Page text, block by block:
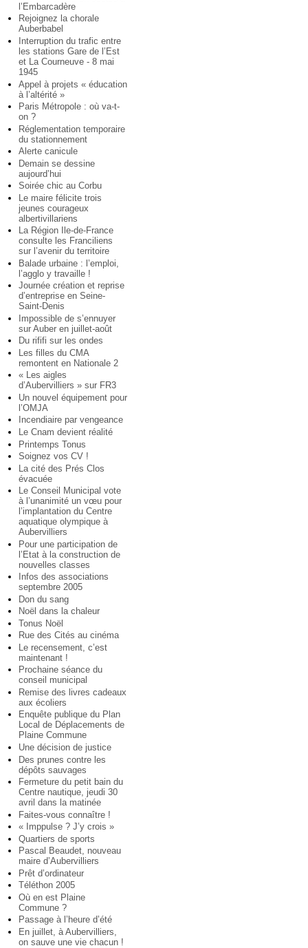
l’Embarcadère
Rejoignez la chorale
Auberbabel
Interruption du trafic entre
les stations Gare de l’Est
et La Courneuve - 8 mai
1945
Appel à projets « éducation
à l’altérité »
Paris Métropole : où va-t-
on ?
Réglementation temporaire
du stationnement
Alerte canicule
Demain se dessine
aujourd’hui
Soirée chic au Corbu
Le maire félicite trois
jeunes courageux
albertivillariens
La Région Ile-de-France
consulte les Franciliens
sur l’avenir du territoire
Balade urbaine : l’emploi,
l’agglo y travaille !
Journée création et reprise
d’entreprise en Seine-
Saint-Denis
Impossible de s’ennuyer
sur Auber en juillet-août
Du rififi sur les ondes
Les filles du CMA
remontent en Nationale 2
« Les aigles
d’Aubervilliers » sur FR3
Un nouvel équipement pour
l’OMJA
Incendiaire par vengeance
Le Cnam devient réalité
Printemps Tonus
Soignez vos CV !
La cité des Prés Clos
évacuée
Le Conseil Municipal vote
à l’unanimité un vœu pour
l’implantation du Centre
aquatique olympique à
Aubervilliers
Pour une participation de
l’Etat à la construction de
nouvelles classes
Infos des associations
septembre 2005
Don du sang
Noël dans la chaleur
Tonus Noël
Rue des Cités au cinéma
Le recensement, c’est
maintenant !
Prochaine séance du
conseil municipal
Remise des livres cadeaux
aux écoliers
Enquête publique du Plan
Local de Déplacements de
Plaine Commune
Une décision de justice
Des prunes contre les
dépôts sauvages
Fermeture du petit bain du
Centre nautique, jeudi 30
avril dans la matinée
Faites-vous connaître !
« Imppulse ? J’y crois »
Quartiers de sports
Pascal Beaudet, nouveau
maire d’Aubervilliers
Prêt d’ordinateur
Téléthon 2005
Où en est Plaine
Commune ?
Passage à l’heure d’été
En juillet, à Aubervilliers,
on sauve une vie chacun !